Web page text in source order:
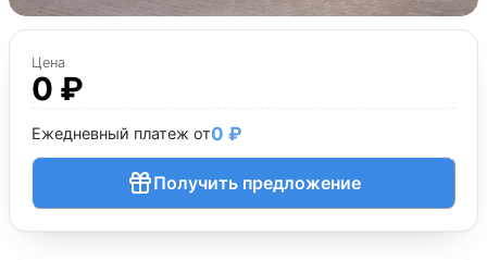
Цена
0 ₽
Ежедневный платеж от0 ₽
Получить предложение